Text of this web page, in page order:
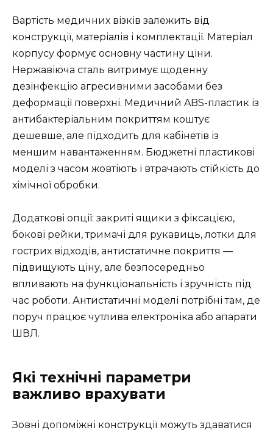
Вартість медичних візків залежить від
конструкції, матеріалів і комплектації. Матеріал
корпусу формує основну частину ціни.
Нержавіюча сталь витримує щоденну
дезінфекцію агресивними засобами без
деформації поверхні. Медичний ABS-пластик із
антибактеріальним покриттям коштує
дешевше, але підходить для кабінетів із
меншим навантаженням. Бюджетні пластикові
моделі з часом жовтіють і втрачають стійкість до
хімічної обробки.
Додаткові опції: закриті ящики з фіксацією,
бокові рейки, тримачі для рукавиць, лотки для
гострих відходів, антистатичне покриття —
підвищують ціну, але безпосередньо
впливають на функціональність і зручність під
час роботи. Антистатичні моделі потрібні там, де
поруч працює чутлива електроніка або апарати
ШВЛ.
Які технічні параметри
важливо врахувати
Зовні допоміжні конструкції можуть здаватися